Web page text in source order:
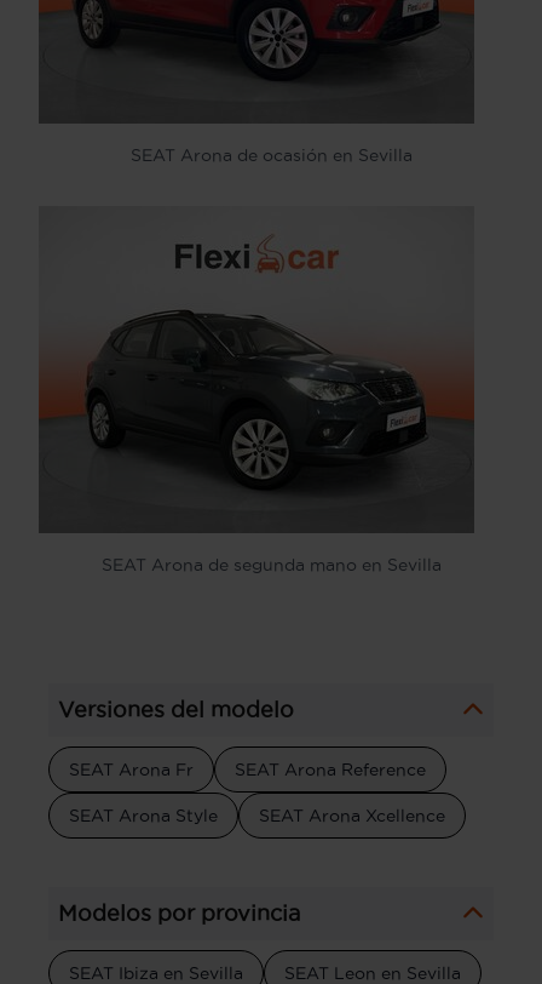
SEAT Arona de ocasión en Sevilla
SEAT Arona de segunda mano en Sevilla
Versiones del modelo
SEAT Arona Fr SEAT Arona Reference
SEAT Arona Style SEAT Arona Xcellence
Modelos por provincia
SEAT Ibiza en Sevilla SEAT Leon en Sevilla